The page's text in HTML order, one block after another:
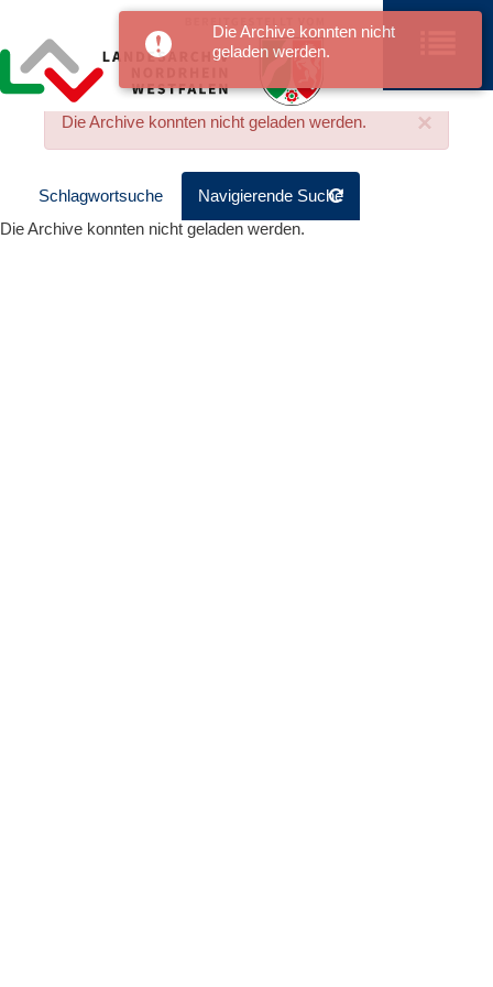
Die Archive konnten nicht
geladen werden.
Die Archive konnten nicht geladen werden. ×
Schlagwortsuche
Navigierende Suche
Die Archive konnten nicht geladen werden.